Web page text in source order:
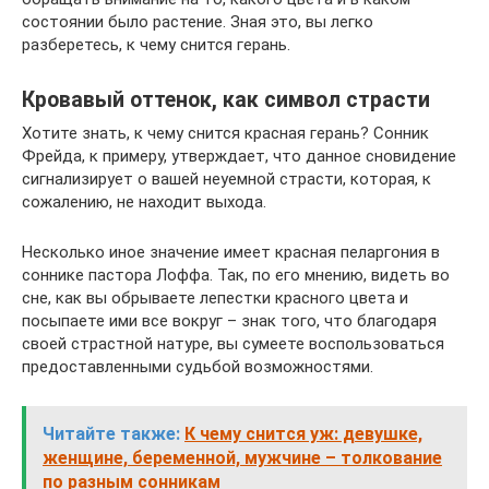
состоянии было растение. Зная это, вы легко
разберетесь, к чему снится герань.
Кровавый оттенок, как символ страсти
Хотите знать, к чему снится красная герань? Сонник
Фрейда, к примеру, утверждает, что данное сновидение
сигнализирует о вашей неуемной страсти, которая, к
сожалению, не находит выхода.
Несколько иное значение имеет красная пеларгония в
соннике пастора Лоффа. Так, по его мнению, видеть во
сне, как вы обрываете лепестки красного цвета и
посыпаете ими все вокруг – знак того, что благодаря
своей страстной натуре, вы сумеете воспользоваться
предоставленными судьбой возможностями.
Читайте также: К чему снится уж: девушке,
женщине, беременной, мужчине – толкование
по разным сонникам